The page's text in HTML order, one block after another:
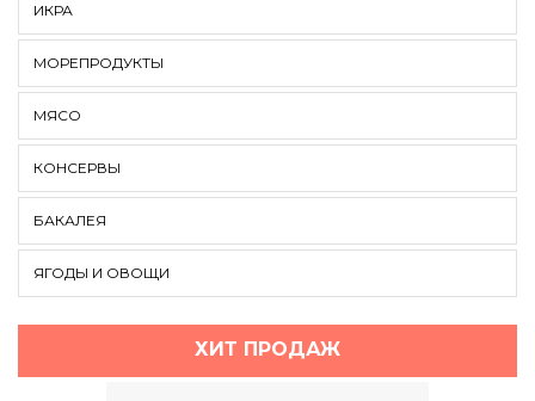
ИКРА
МОРЕПРОДУКТЫ
МЯСО
КОНСЕРВЫ
БАКАЛЕЯ
ЯГОДЫ И ОВОЩИ
ХИТ ПРОДАЖ